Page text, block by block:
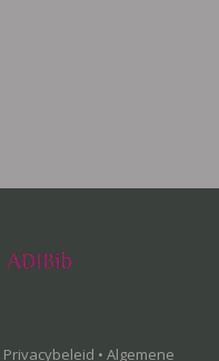
Privacybeleid • Algemene